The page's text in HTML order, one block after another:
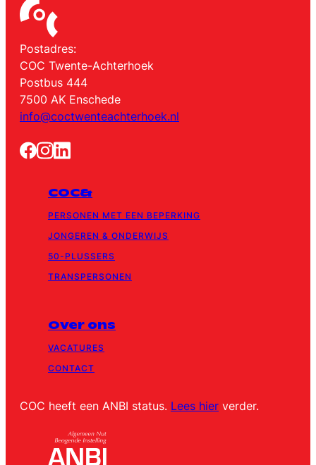
Postadres:
COC Twente-Achterhoek
Postbus 444
7500 AK Enschede
info@coctwenteachterhoek.nl
COC&
PERSONEN MET EEN BEPERKING
JONGEREN & ONDERWIJS
50-PLUSSERS
TRANSPERSONEN
Over ons
VACATURES
CONTACT
COC heeft een ANBI status. Lees hier verder.